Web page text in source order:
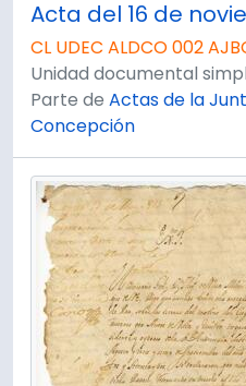
Acta del 16 de
CL UDEC ALDCO 002
Unidad documental
Parte de Actas de la
Concepción